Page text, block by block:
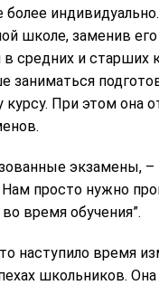
более
школе, заменив
и старших
заниматься
При этом она
экзамены, –
просто нужно
время обучения”.
наступило время
школьников. Она